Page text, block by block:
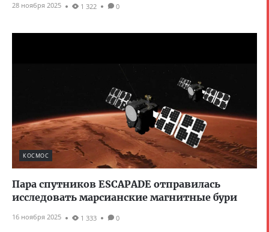
28 ноября 2025 1 322 0
КОСМОС
Пара спутников ESCAPADE отправилась
исследовать марсианские магнитные бури
16 ноября 2025 1 333 0